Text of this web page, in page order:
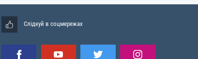
Слідкуй в соцмережах